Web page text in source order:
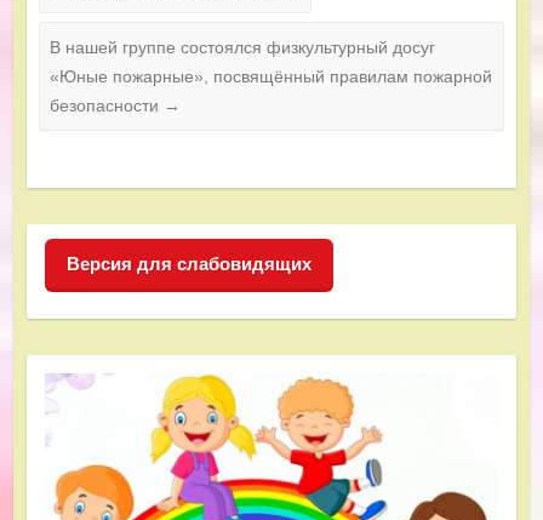
В нашей группе состоялся физкультурный досуг
«Юные пожарные», посвящённый правилам пожарной
безопасности →
Версия для слабовидящих